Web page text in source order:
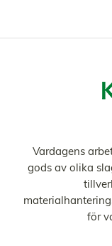
Vardagens
gods av olika
för